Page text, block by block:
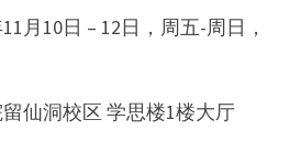
月10日 – 12日，周五-周日，
仙洞校区 学思楼1楼大厅